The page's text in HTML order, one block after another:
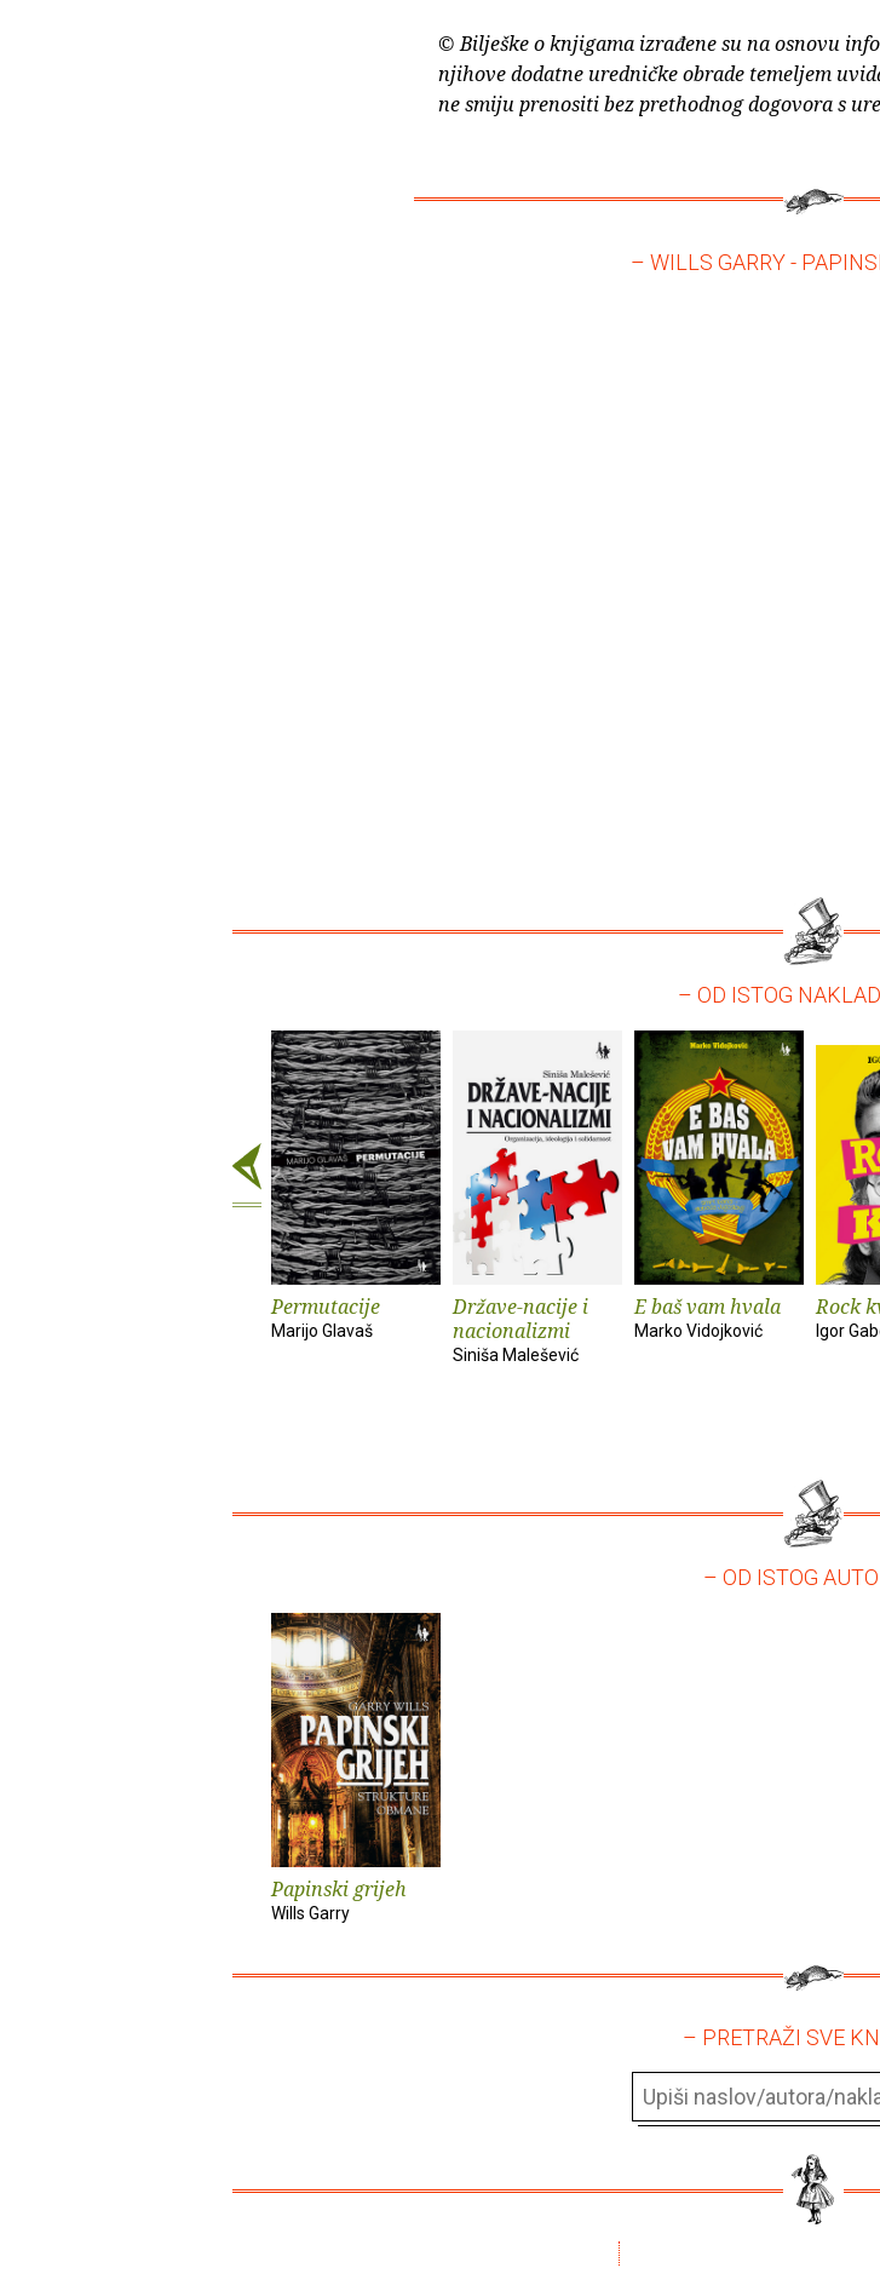
© Bilješke o knjigama izrađene su na osnovu
njihove dodatne uredničke obrade temeljem
ne smiju prenositi bez prethodnog dogovora s
– WILLS GARRY -
– OD ISTOG
Permutacije
Marijo Glavaš
Države-nacije i
nacionalizmi
Siniša Malešević
E baš vam hvala
Marko Vidojković
Rock
Igor
– OD ISTOG
Papinski grijeh
Wills Garry
– PRETRAŽI SVE